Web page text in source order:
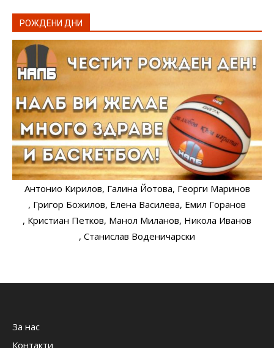
РОЖДЕНИ ДНИ
Антонио Кирилов, Галина Йотова, Георги Маринов
, Григор Божилов, Елена Василева, Емил Горанов
, Кристиан Петков, Манол Миланов, Никола Иванов
, Станислав Воденичарски
За нас
Контакти